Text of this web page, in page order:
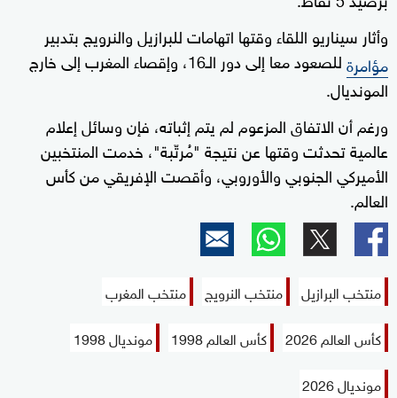
وأثار سيناريو اللقاء وقتها اتهامات للبرازيل والنرويج بتدبير
مؤامرة
للصعود معا إلى دور الـ16، وإقصاء المغرب إلى خارج
المونديال.
ورغم أن الاتفاق المزعوم لم يتم إثباته، فإن وسائل إعلام
عالمية تحدثت وقتها عن نتيجة "مُرتّبة"، خدمت المنتخبين
الأميركي الجنوبي والأوروبي، وأقصت الإفريقي من كأس
العالم.
منتخب البرازيل منتخب النرويج
منتخب المغرب
كأس العالم 2026
كأس العالم 1998
مونديال 1998
مونديال 2026